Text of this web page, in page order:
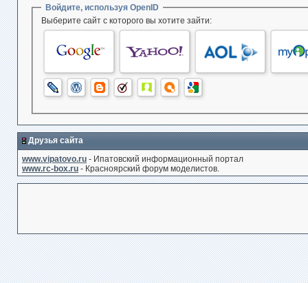
Войдите, используя OpenID
Выберите сайт с которого вы хотите зайти:
Друзья сайта
www.vipatovo.ru - Ипатовский информационный портал
www.rc-box.ru - Красноярский форум моделистов.